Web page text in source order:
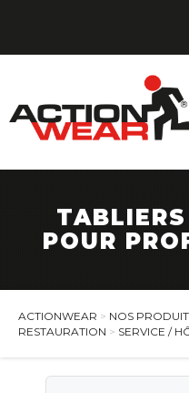
BTP /
POUR
ACTIONWEAR > NOS
RESTAURATION > SERVICE /